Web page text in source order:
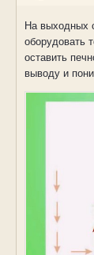
На выходных
оборудовать
оставить
выводу и